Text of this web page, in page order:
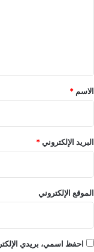
*
الاسم *
البريد الإلكتروني*
الموقع الإلكتروني
احفظ اسمي، بريدي